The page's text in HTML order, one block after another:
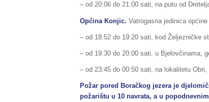
– od 20:06 do 21:00 sati, na putu od
Općina Konjic. Vatrogasna jedinica
– od 18:52 do 19:20 sati, kod Željezničke
– od 19:30 do 20:00 sati, u Bjelovčinama,
– od 23:45 do 00:50 sati, na lokalitetu
Požar pored Boračkog jezera je
požarištu u 10 navrata, a u